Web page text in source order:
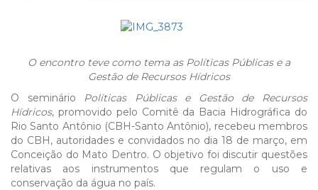
O encontro teve como tema as Políticas Públicas e a
Gestão de Recursos Hídricos
O seminário Políticas Públicas e Gestão de Recursos
Hídricos, promovido pelo Comitê da Bacia Hidrográfica do
Rio Santo Antônio (CBH-Santo Antônio), recebeu membros
do CBH, autoridades e convidados no dia 18 de março, em
Conceição do Mato Dentro. O objetivo foi discutir questões
relativas aos instrumentos que regulam o uso e
conservação da água no país.